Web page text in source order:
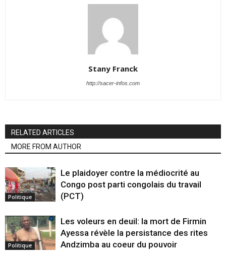
Stany Franck
http://sacer-infos.com
RELATED ARTICLES
MORE FROM AUTHOR
Politique
Le plaidoyer contre la médiocrité au
Congo post parti congolais du travail
(PCT)
Politique
Les voleurs en deuil: la mort de Firmin
Ayessa révèle la persistance des rites
Andzimba au coeur du pouvoir